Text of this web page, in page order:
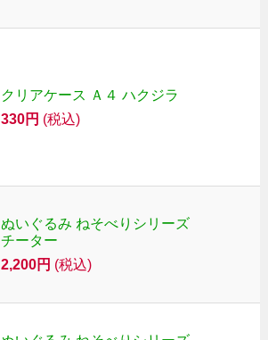
クリアケース Ａ４ ハクジラ
330円 (税込)
ぬいぐるみ ねそべりシリーズ
チーター
2,200円 (税込)